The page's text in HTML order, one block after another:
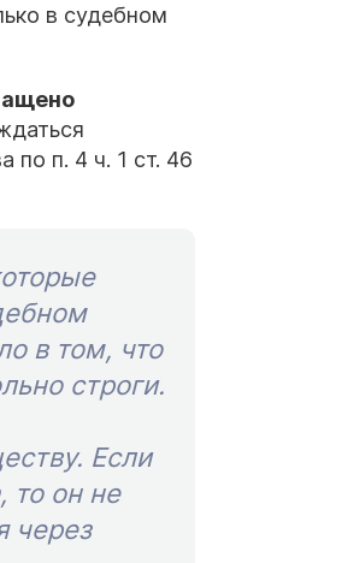
в судебном
по п. 4 ч. 1 ст. 46
в том, что
строги.
Если
то он не
через